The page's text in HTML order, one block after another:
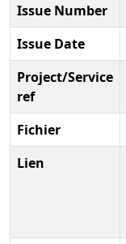
Issue Number
Issue Date
Project/Service
ref
Fichier
Lien